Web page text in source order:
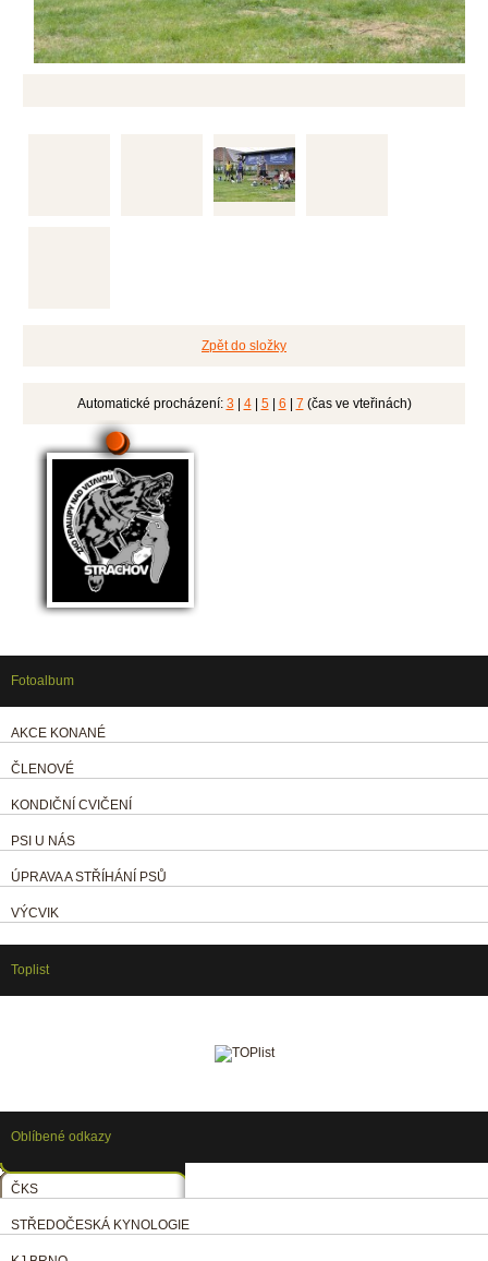
Zpět do složky
Automatické procházení: 3 4| 5| 6 7 (čas ve vteřinách)
Fotoalbum
AKCE KONANÉ
ČLENOVÉ
KONDIČNÍ CVIČENÍ
PSI U NÁS
ÚPRAVA A STŘÍHÁNÍ PSŮ
VÝCVIK
Toplist
Oblíbené odkazy
ČKS
STŘEDOČESKÁ KYNOLOGIE